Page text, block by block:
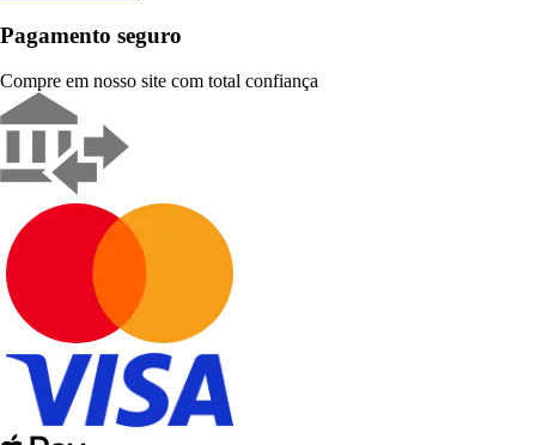
Pagamento seguro
Compre em nosso site com total confiança